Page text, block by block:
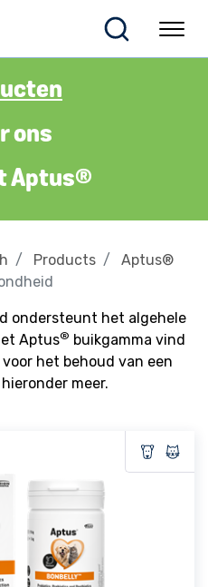
ons
Aptus®
Products
Aptus®
ondersteunt het algehele
Aptus® buikgamma vind
het behoud van een
meer.